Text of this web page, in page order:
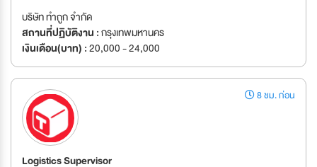
บริษัท ทำถูก จำกัด
สถานที่ปฏิบัติงาน :กรุงเทพมหานคร
เงินเดือน(บาท) :20,000 - 24,000
8 ชม. ก่อน
Logistics Supervisor